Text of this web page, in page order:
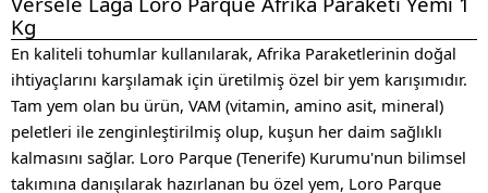
Kg
En kaliteli tohumlar kullanılarak, Afrika Paraketlerinin doğal
ihtiyaçlarını karşılamak için üretilmiş özel bir yem karışımıdır.
Tam yem olan bu ürün, VAM (vitamin, amino asit, mineral)
peletleri ile zenginleştirilmiş olup, kuşun her daim sağlıklı
kalmasını sağlar. Loro Parque (Tenerife) Kurumu'nun bilimsel
takımına danışılarak hazırlanan bu özel yem, Loro Parque